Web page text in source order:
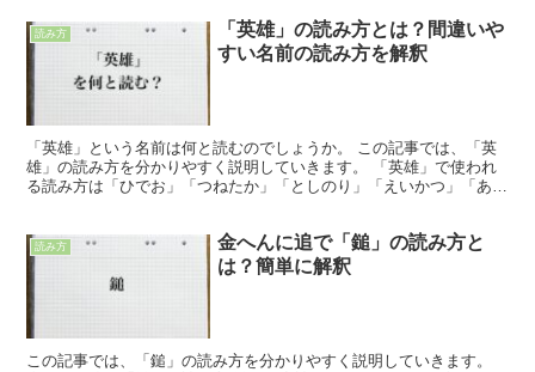
読み方
「英雄」の読み方とは？間違いや
すい名前の読み方を解釈
「英雄」という名前は何と読むのでしょうか。 この記事では、「英
雄」の読み方を分かりやすく説明していきます。 「英雄」で使われ
る読み方は「ひでお」「つねたか」「としのり」「えいかつ」「あや
読み方
金へんに追で「鎚」の読み方と
は？簡単に解釈
この記事では、「鎚」の読み方を分かりやすく説明していきます。